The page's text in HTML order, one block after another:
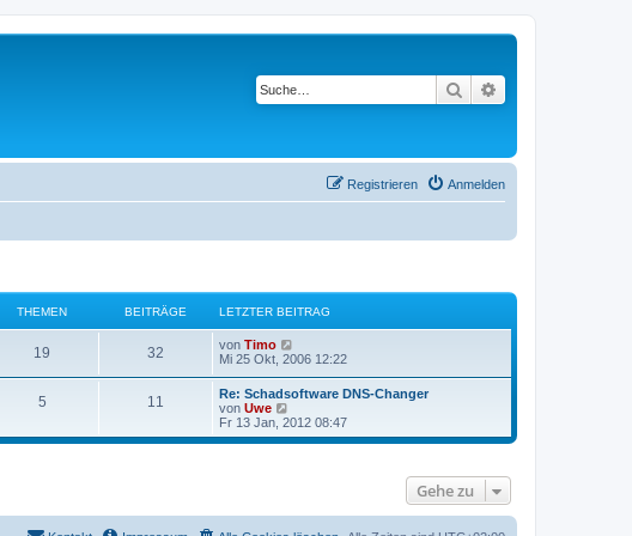
Suche
Anmelden
Registrieren
THEMEN BEITRÄGE LETZTER BEITRAG
19 32 von Timo
e
e
s
t
e
r
r
a
Mi 25 Okt, 2006 12:22
5 11
Re: Schadsoftware DNS-Changer
von Uwe
e
u
Fr 13 Jan, 2012 08:47
Gehe zu